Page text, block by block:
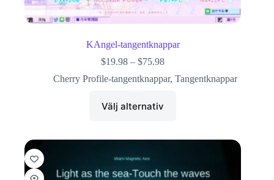
KAngel-tangentknappar
$19.98 – $75.98
Cherry Profile-tangentknappar, Tangentknappar
Välj alternativ